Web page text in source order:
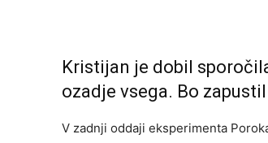
Kristijan je dobil
ozadje vsega. Bo
V zadnji oddaji eksperimenta